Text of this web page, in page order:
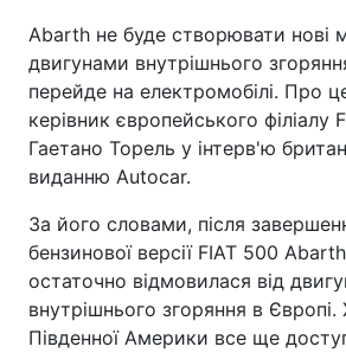
Abarth не буде створювати нові
двигунами внутрішнього
перейде на електромобілі. Про
керівник європейського філіалу
Гаетано Торель у інтерв'ю
виданню Autocar.
За його словами, після
бензинової версії FIAT 500
остаточно відмовилася від
внутрішнього згоряння в
Південної Америки все ще